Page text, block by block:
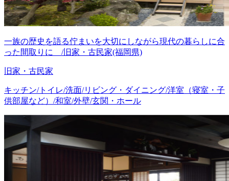
一族の歴史を語る佇まいを大切にしながら現代の暮らしに合
った間取りに /旧家・古民家(福岡県)
旧家・古民家
キッチン/トイレ/洗面/リビング・ダイニング/洋室（寝室・子
供部屋など）/和室/外壁/玄関・ホール